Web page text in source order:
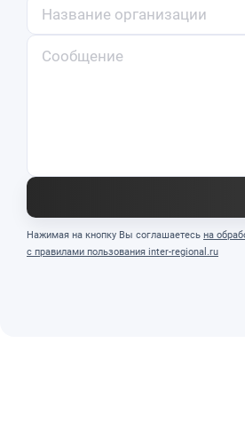
Нажимая на кнопку Вы соглашаетесь на
с правилами пользования inter-regional.ru